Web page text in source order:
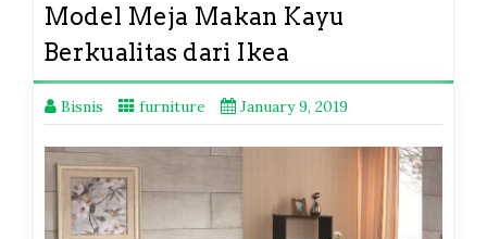
Model Meja Makan Kayu
Berkualitas dari Ikea
Bisnis furniture January 9, 2019